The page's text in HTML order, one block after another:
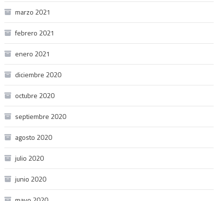
marzo 2021
febrero 2021
enero 2021
diciembre 2020
octubre 2020
septiembre 2020
agosto 2020
julio 2020
junio 2020